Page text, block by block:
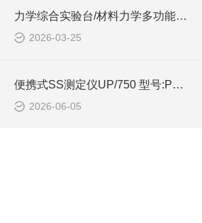
力学综合实验台/材料力学多功能综合试验台的简单介绍
2026-03-25
便携式SS测定仪UP/750 型号:PE01-UP750的技术介绍
2026-06-05